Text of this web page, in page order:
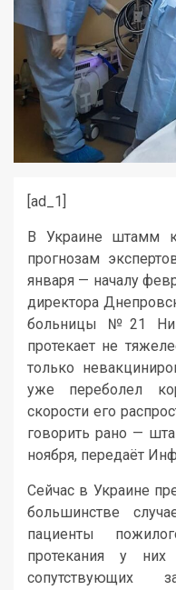
[ad_1]
В Украине штамм
прогнозам
января — началу
директора
больницы №21
протекает не
только
уже переболел
скорости его
говорить рано —
ноября, передаёт
Сейчас в Украине
большинстве
пациенты
протекания у них
сопутствующих